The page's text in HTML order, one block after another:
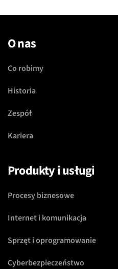
O nas
Co robimy
Historia
Zespół
Kariera
Produkty i usługi
Procesy biznesowe
Internet i komunikacja
Sprzęt i oprogramowanie
Cyberbezpieczeństwo